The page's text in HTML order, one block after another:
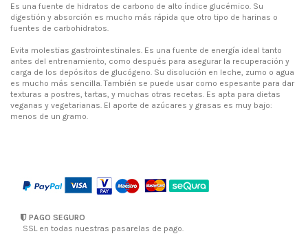
Es una fuente de hidratos de carbono de alto índice glucémico. Su
digestión y absorción es mucho más rápida que otro tipo de harinas o
fuentes de carbohidratos.
Evita molestias gastrointestinales. Es una fuente de energía ideal tanto
antes del entrenamiento, como después para asegurar la recuperación y
carga de los depósitos de glucógeno. Su disolución en leche, zumo o agua
es mucho más sencilla. También se puede usar como espesante para dar
texturas a postres, tartas, y muchas otras recetas. Es apta para dietas
veganas y vegetarianas. El aporte de azúcares y grasas es muy bajo:
menos de un gramo.
PAGO SEGURO
SSL en todas nuestras pasarelas de pago.